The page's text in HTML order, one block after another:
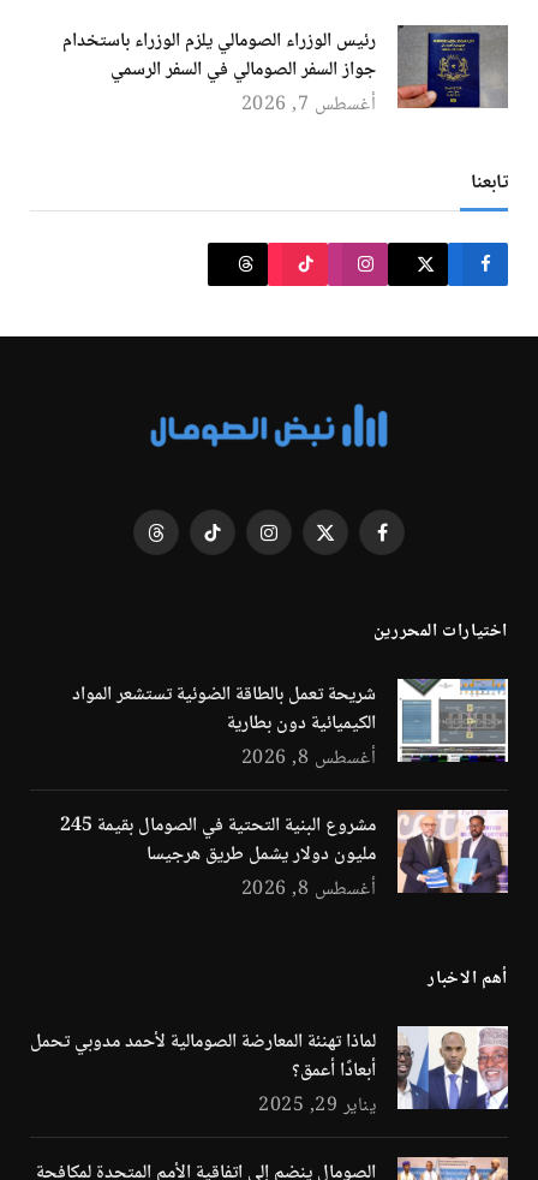
رئيس الوزراء الصومالي يلزم الوزراء باستخدام
جواز السفر الصومالي في السفر الرسمي
أغسطس 7, 2026
تابعنا
فيسبوك X
الانستغرامتيكتوك Threads
اختيارات المحررين
شريحة تعمل بالطاقة الضوئية تستشعر المواد
الكيميائية دون بطارية
أغسطس 8, 2026
مشروع البنية التحتية في الصومال بقيمة 245
مليون دولار يشمل طريق هرجيسا
أغسطس 8, 2026
أهم الاخبار
لماذا تهنئة المعارضة الصومالية لأحمد مدوبي تحمل
أبعادًا أعمق؟
يناير 29, 2025
الصومال ينضم إلى اتفاقية الأمم المتحدة لمكافحة